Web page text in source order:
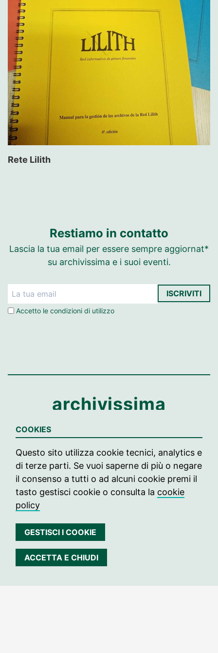
Rete Lilith
Restiamo in contatto
Lascia la tua email per essere sempre aggiornat*
su archivissima e i suoi eventi.
Accetto le condizioni di utilizzo
ISCRIVITI
archivissima
Tel. +39 349 2887997
CF: 97804960017
Informazioni
Seguici su
Seguici su Facebook
COOKIES
Questo sito utilizza cookie tecnici, analytics e
di terze parti. Se vuoi saperne di più o negare
il consenso a tutti o ad alcuni cookie premi il
tasto gestisci cookie o consulta la cookie
policy
GESTISCI I COOKIE
ACCETTA E CHIUDI